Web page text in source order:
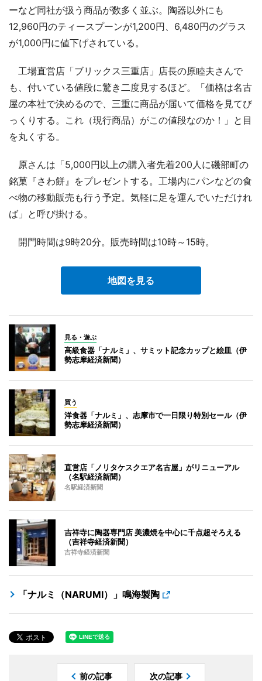
ーなど同社が扱う商品が数多く並ぶ。陶器以外にも
12,960円のティースプーンが1,200円、6,480円のグラス
が1,000円に値下げされている。
工場直営店「ブリックス三重店」店長の原睦夫さんで
も、付いている値段に驚き二度見するほど。「価格は名古
屋の本社で決めるので、三重に商品が届いて価格を見てび
っくりする。これ（現行商品）がこの値段なのか！」と目
を丸くする。
原さんは「5,000円以上の購入者先着200人に磯部町の
銘菓『さわ餅』をプレゼントする。工場内にパンなどの食
べ物の移動販売も行う予定。気軽に足を運んでいただけれ
ば」と呼び掛ける。
開門時間は9時20分。販売時間は10時～15時。
地図を見る
見る・遊ぶ
高級食器「ナルミ」、サミット記念カップと絵皿（伊
勢志摩経済新聞）
買う
洋食器「ナルミ」、志摩市で一日限り特別セール（伊
勢志摩経済新聞）
直営店「ノリタケスクエア名古屋」がリニューアル
（名駅経済新聞）
名駅経済新聞
吉祥寺に陶器専門店 美濃焼を中心に千点超そろえる
（吉祥寺経済新聞）
吉祥寺経済新聞
「ナルミ（NARUMI）」鳴海製陶
前の記事 次の記事